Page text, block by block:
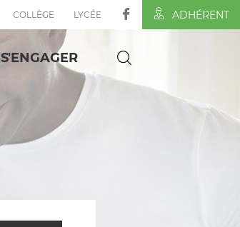
COLLÈGE LYCÉE ADHÉRENT
S'ENGAGER